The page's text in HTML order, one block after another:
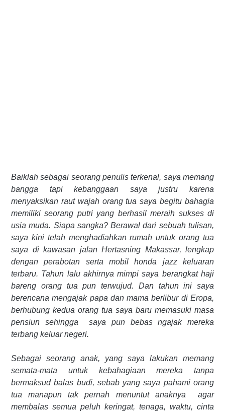
Baiklah sebagai seorang penulis terkenal, saya memang
bangga tapi kebanggaan saya justru karena
menyaksikan raut wajah orang tua saya begitu bahagia
memiliki seorang putri yang berhasil meraih sukses di
usia muda. Siapa sangka? Berawal dari sebuah tulisan,
saya kini telah menghadiahkan rumah untuk orang tua
saya di kawasan jalan Hertasning Makassar, lengkap
dengan perabotan serta mobil honda jazz keluaran
terbaru. Tahun lalu akhirnya mimpi saya berangkat haji
bareng orang tua pun terwujud. Dan tahun ini saya
berencana mengajak papa dan mama berlibur di Eropa,
berhubung kedua orang tua saya baru memasuki masa
pensiun sehingga
saya pun
bebas ngajak mereka
terbang keluar negeri.
Sebagai seorang anak, yang saya lakukan memang
semata-mata untuk kebahagiaan mereka tanpa
bermaksud balas budi, sebab yang saya pahami orang
tua manapun tak pernah menuntut anaknya
agar
membalas semua peluh keringat, tenaga, waktu, cinta